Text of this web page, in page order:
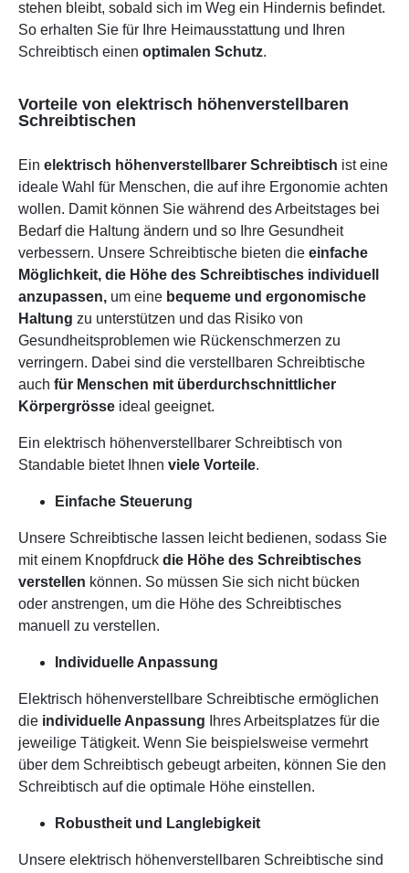
stehen bleibt, sobald sich im Weg ein Hindernis befindet.
So erhalten Sie für Ihre Heimausstattung und Ihren
Schreibtisch einen optimalen Schutz.
Vorteile von elektrisch höhenverstellbaren
Schreibtischen
Ein elektrisch höhenverstellbarer Schreibtisch ist eine
ideale Wahl für Menschen, die auf ihre Ergonomie achten
wollen. Damit können Sie während des Arbeitstages bei
Bedarf die Haltung ändern und so Ihre Gesundheit
verbessern. Unsere Schreibtische bieten die einfache
Möglichkeit, die Höhe des Schreibtisches individuell
anzupassen, um eine bequeme und ergonomische
Haltung zu unterstützen und das Risiko von
Gesundheitsproblemen wie Rückenschmerzen zu
verringern. Dabei sind die verstellbaren Schreibtische
auch für Menschen mit überdurchschnittlicher
Körpergrösse ideal geeignet.
Ein elektrisch höhenverstellbarer Schreibtisch von
Standable bietet Ihnen viele Vorteile.
Einfache Steuerung
Unsere Schreibtische lassen leicht bedienen, sodass Sie
mit einem Knopfdruck die Höhe des Schreibtisches
verstellen können. So müssen Sie sich nicht bücken
oder anstrengen, um die Höhe des Schreibtisches
manuell zu verstellen.
Individuelle Anpassung
Elektrisch höhenverstellbare Schreibtische ermöglichen
die individuelle Anpassung Ihres Arbeitsplatzes für die
jeweilige Tätigkeit. Wenn Sie beispielsweise vermehrt
über dem Schreibtisch gebeugt arbeiten, können Sie den
Schreibtisch auf die optimale Höhe einstellen.
Robustheit und Langlebigkeit
Unsere elektrisch höhenverstellbaren Schreibtische sind